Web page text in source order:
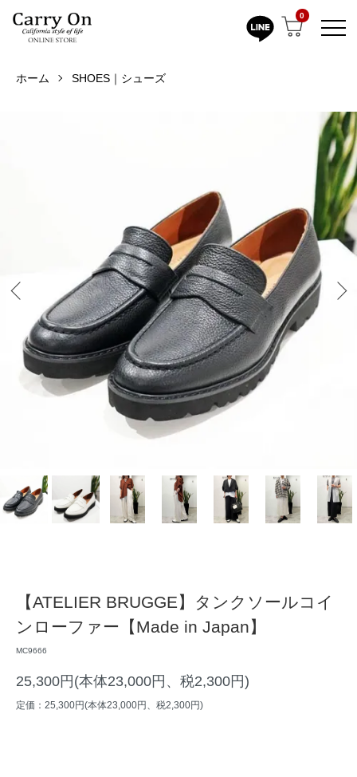
0
ホーム SHOES｜シューズ
【ATELIER BRUGGE】タンクソールコイ
ンローファー【Made in Japan】
MC9666
25,300円(本体23,000円、税2,300円)
定価：25,300円(本体23,000円、税2,300円)